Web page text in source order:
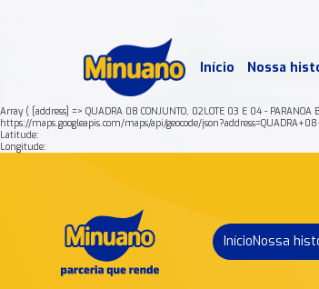
Início Nossa
Array ( [address] => QUADRA 08 CONJUNTO, 02LOTE 03 E 04 -
https://maps.googleapis.com/maps/api/geocode/
Latitude:
Longitude:
InícioNossa